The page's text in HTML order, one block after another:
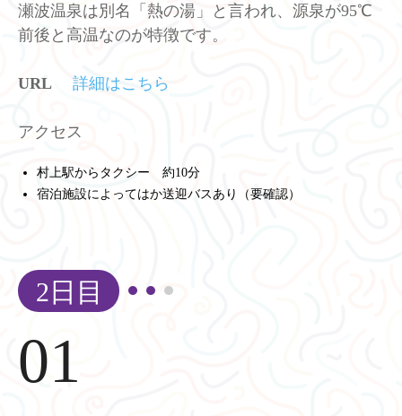
瀬波温泉は別名「熱の湯」と言われ、源泉が95℃
前後と高温なのが特徴です。
URL 詳細はこちら
アクセス
村上駅からタクシー 約10分
宿泊施設によってはか送迎バスあり（要確認）
2日目
01